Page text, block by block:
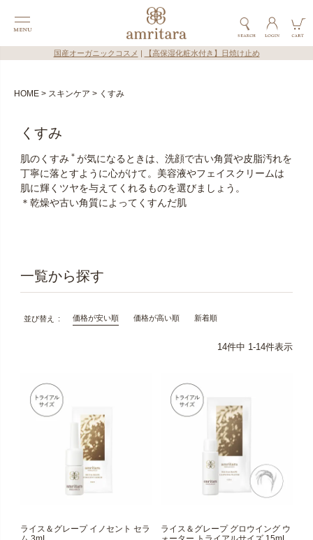
国産オーガニックコスメ 【高保湿化粧水付き】日焼け止め
HOME スキンケア くすみ
くすみ
肌のくすみ ＊ が気になるときは、洗顔で古い角質や皮脂汚れを
丁寧に落とすように心がけて。美容液やフェイスクリームは
肌に輝くツヤを与えてくれるものを選びましょう。
＊乾燥や古い角質によってくすんだ肌
並び替え 価格が安い順 価格が高い順 新着順
14件中 1-14件表示
ライス＆グレープ イノセント セラ
ライス＆グレープ グロウイング ウ